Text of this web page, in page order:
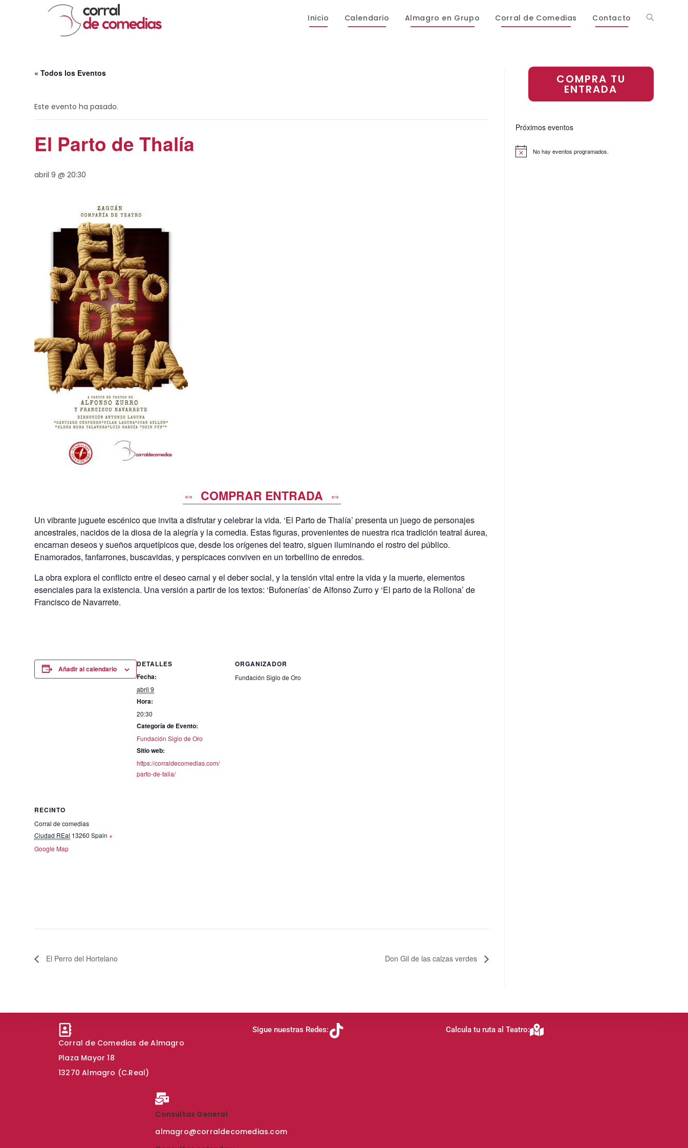
Inicio Calendario Almagro en Grupo Corral de Comedias Contacto
« Todos los Eventos
Este evento ha pasado.
El Parto de Thalía
abril 9 @ 20:30
⇔ COMPRAR ENTRADA ⇔
Un vibrante juguete escénico que invita a disfrutar y celebrar la vida. ‘El Parto de Thalía’ presenta un juego de personajes
ancestrales, nacidos de la diosa de la alegría y la comedia. Estas figuras, provenientes de nuestra rica tradición teatral áurea,
encarnan deseos y sueños arquetípicos que, desde los orígenes del teatro, siguen iluminando el rostro del público.
Enamorados, fanfarrones, buscavidas, y perspicaces conviven en un torbellino de enredos.
La obra explora el conflicto entre el deseo carnal y el deber social, y la tensión vital entre la vida y la muerte, elementos
esenciales para la existencia. Una versión a partir de los textos: ‘Bufonerías’ de Alfonso Zurro y ‘El parto de la Rollona’ de
Francisco de Navarrete.
Añadir al calendario
DETALLES
Fecha:
abril 9
Hora:
20:30
Categoría de Evento:
Fundación Siglo de Oro
Sitio web:
https://corraldecomedias.com/
parto-de-talia/
ORGANIZADOR
Fundación Siglo de Oro
RECINTO
Corral de comedias
Ciudad REal 13260 Spain +
Google Map
El Perro del Hortelano Don Gil de las calzas verdes
COMPRA TU
ENTRADA
Próximos eventos
No hay eventos programados.
Corral de Comedias de Almagro
Plaza Mayor 18
13270 Almagro (C.Real)
Sigue nuestras Redes: Calcula tu ruta al Teatro:
Consultas General
almagro@corraldecomedias.com